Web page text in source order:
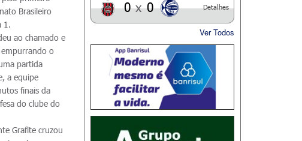
Brasileiro
1.
ao chamado e
o
partida
a equipe
finais da
do clube do
Grafite cruzou
0 x 0 Detalhes
Ver Todos